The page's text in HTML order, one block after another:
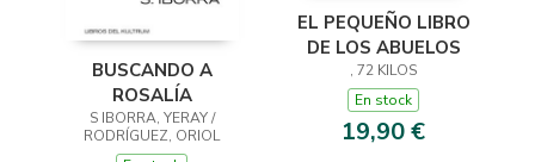
BUSCANDO A
ROSALÍA
S IBORRA, YERAY /
RODRÍGUEZ, ORIOL
EL PEQUEÑO LIBRO
DE LOS ABUELOS
, 72 KILOS
En stock
19,90 €